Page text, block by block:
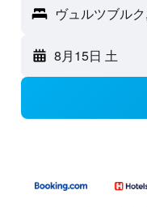
ヴュルツブル
8月15日 土